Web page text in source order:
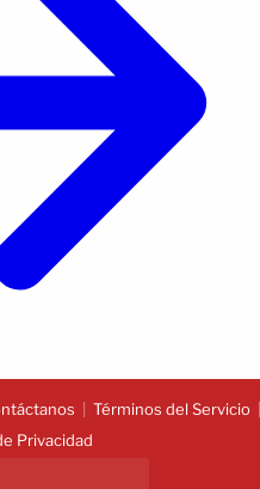
Términos del Servicio
Privacidad